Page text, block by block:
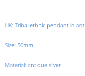
UK: Tribal ethnic pendant in
Size: 50mm
Material: antique silver